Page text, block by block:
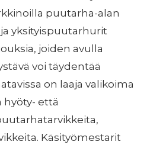
puutarha-alan
yksityispuutarhurit
joiden avulla
voi täydentää
on laaja valikoima
hyöty- että
Käsityömestarit